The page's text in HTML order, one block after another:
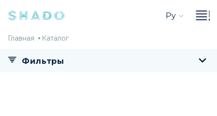
Ру
Главная Главная
Каталог
Каталог
Фильтры